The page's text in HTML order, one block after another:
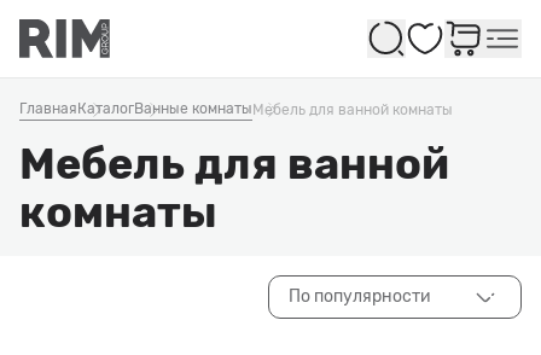
Избранное
Главная КаталогВанные комнатыМебель для ванной комнаты
Мебель для ванной
комнаты
По популярности